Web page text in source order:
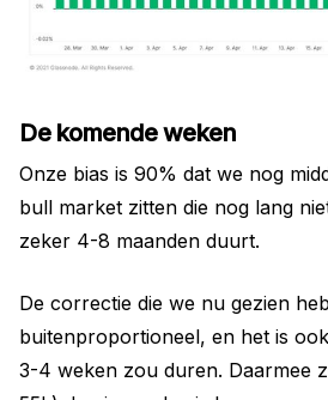
De komende weken
Onze bias is 90% dat we nog
bull market zitten die nog lang
zeker 4-8 maanden duurt.
De correctie die we nu gezien
buitenproportioneel, en het is
3-4 weken zou duren. Daarmee